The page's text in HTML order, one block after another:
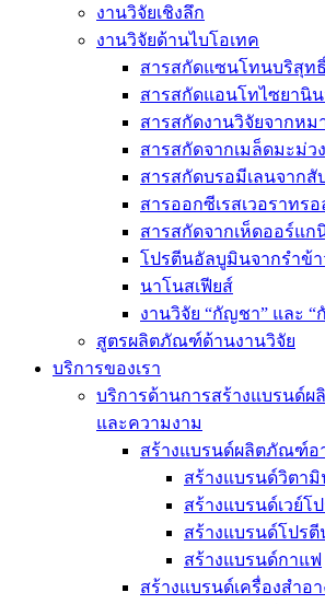
งานวิจัยเชิงลึก
งานวิจัยด้านไบโอเทค
สารสกัดแซนโทนบริสุท
สารสกัดแอนโทไซยานิ
สารสกัดงานวิจัยจากหม
สารสกัดจากเมล็ดมะม่วง
สารสกัดบรอมีเลนจากสั
สารออกซีเรสเวอราทร
สารสกัดจากเห็ดออร์แก
โปรตีนอัลบูมินจากรำข้า
นาโนสเฟียส์
งานวิจัย “กัญชา” และ “
สูตรผลิตภัณฑ์ด้านงานวิจัย
บริการของเรา
บริการด้านการสร้างแบรนด์
และความงาม
สร้างแบรนด์ผลิตภัณฑ์อ
สร้างแบรนด์วิตามิ
สร้างแบรนด์เวย์โ
สร้างแบรนด์โปรตี
สร้างแบรนด์กาแฟ
สร้างแบรนด์เครื่องสำอ